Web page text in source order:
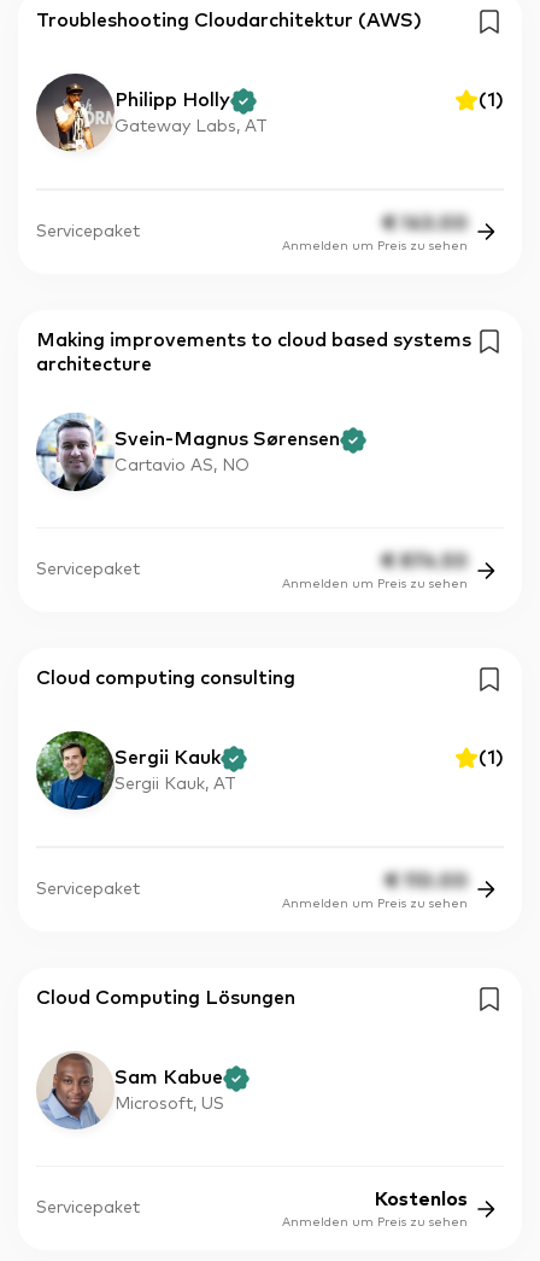
Troubleshooting Cloudarchitektur (AWS)
Philipp Holly (1)
Gateway Labs, AT
Servicepaket € 143.00
Anmelden um Preis zu sehen
Making improvements to cloud based systems
architecture
Svein-Magnus Sørensen
Cartavio AS, NO
Servicepaket € 874.50
Anmelden um Preis zu sehen
Cloud computing consulting
Sergii Kauk (1)
Sergii Kauk, AT
Servicepaket € 110.00
Anmelden um Preis zu sehen
Cloud Computing Lösungen
Sam Kabue
Microsoft, US
Servicepaket Kostenlos
Anmelden um Preis zu sehen